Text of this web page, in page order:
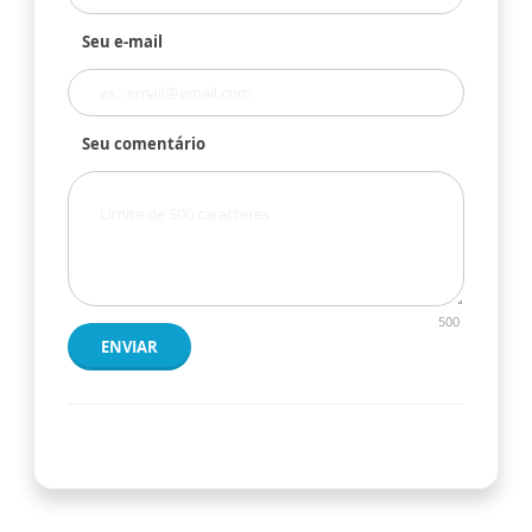
Seu e-mail
Seu comentário
500
ENVIAR